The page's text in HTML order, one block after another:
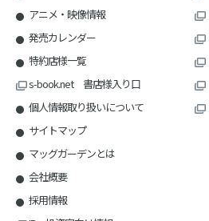
アニメ・映像情報
発売カレンダー
特約店様一覧
s-book.net 書店様入り口
個人情報取り扱いについて
サイトマップ
マッグガーデンとは
会社概要
採用情報